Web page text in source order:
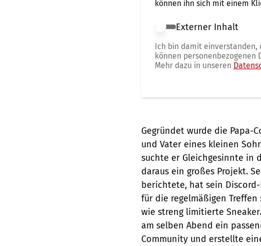
können ihn sich mit einem
Externer Inhalt erlauben
Externer Inhalt
Ich bin damit einverstanden,
können
Mehr dazu in unseren
Gegründet wurde die Papa-
und Vater eines kleinen
suchte er Gleichgesinnte in
daraus ein großes Projekt.
berichtete, hat sein
für die regelmäßigen
wie streng limitierte
am selben Abend ein
Community und erstellte